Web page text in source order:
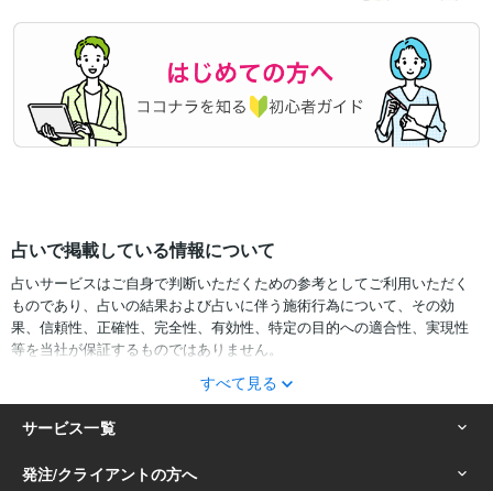
占いで掲載している情報について
占いサービスはご自身で判断いただくための参考としてご利用いただく
ものであり、占いの結果および占いに伴う施術行為について、その効
果、信頼性、正確性、完全性、有効性、特定の目的への適合性、実現性
等を当社が保証するものではありません。
サービスの結果をどのように利用するかは、お客様ご自身の自己責任に
おいて判断をお願いいたします。
占いの結果およびその内容を踏まえておこなったお客様の行動により生
ずる一切の損害について、当社および情報の提供者は一切責任を負いか
すべて見る